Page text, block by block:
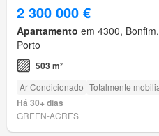
2 300 000 €
Apartamento em 4300,
Porto
503 m²
Ar Condicionado Totalmente
Há 30+ dias
GREEN-ACRES